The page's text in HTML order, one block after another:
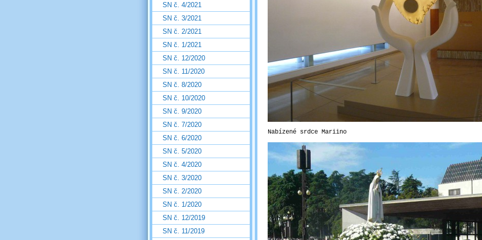
Nabízené srdce Mariino
SN č. 4/2021
SN č. 3/2021
SN č. 2/2021
SN č. 1/2021
SN č. 12/2020
SN č. 11/2020
SN č. 8/2020
SN č. 10/2020
SN č. 9/2020
SN č. 7/2020
SN č. 6/2020
SN č. 5/2020
SN č. 4/2020
SN č. 3/2020
SN č. 2/2020
SN č. 1/2020
SN č. 12/2019
SN č. 11/2019